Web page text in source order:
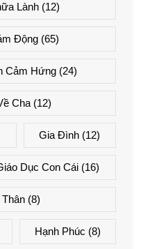
Lành (12)
Động (65)
Cảm Hứng(24)
Cha (12)
Gia Đình (12)
Dục Con Cái(16)
(8)
Hạnh Phúc (8)